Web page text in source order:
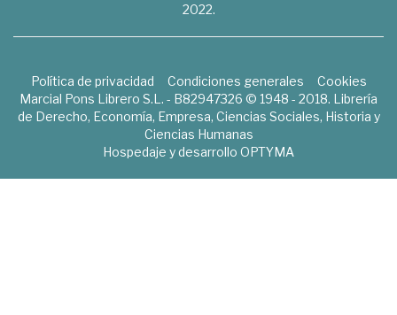
2022.
Política de privacidad Condiciones generales
Cookies
Marcial Pons Librero S.L. - B82947326 © 1948 - 2018. Librería
de Derecho, Economía, Empresa, Ciencias Sociales, Historia y
Ciencias Humanas
Hospedaje y desarrollo OPTYMA